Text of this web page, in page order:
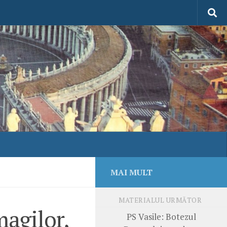
MAI MULT
MATERIALUL URMĂTOR
PS Vasile: Botezul